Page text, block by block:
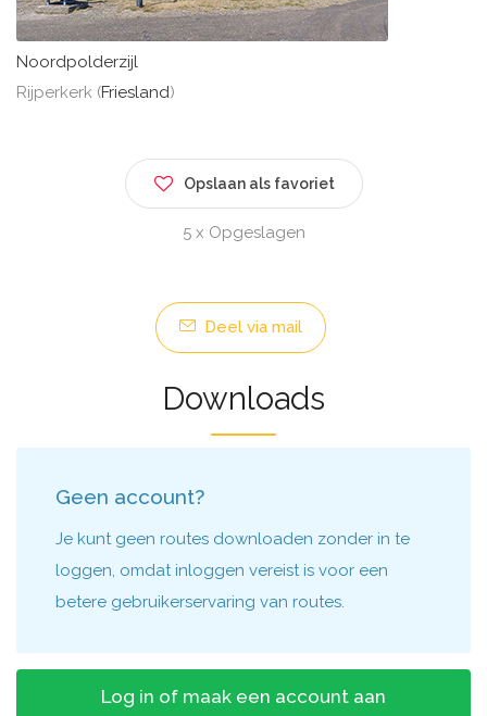
Noordpolderzijl
Rijperkerk (Friesland)
Opslaan als favoriet
5 x Opgeslagen
Deel via mail
Downloads
Geen account?
Je kunt geen routes downloaden zonder in te
loggen, omdat inloggen vereist is voor een
betere gebruikerservaring van routes.
Log in of maak een account aan